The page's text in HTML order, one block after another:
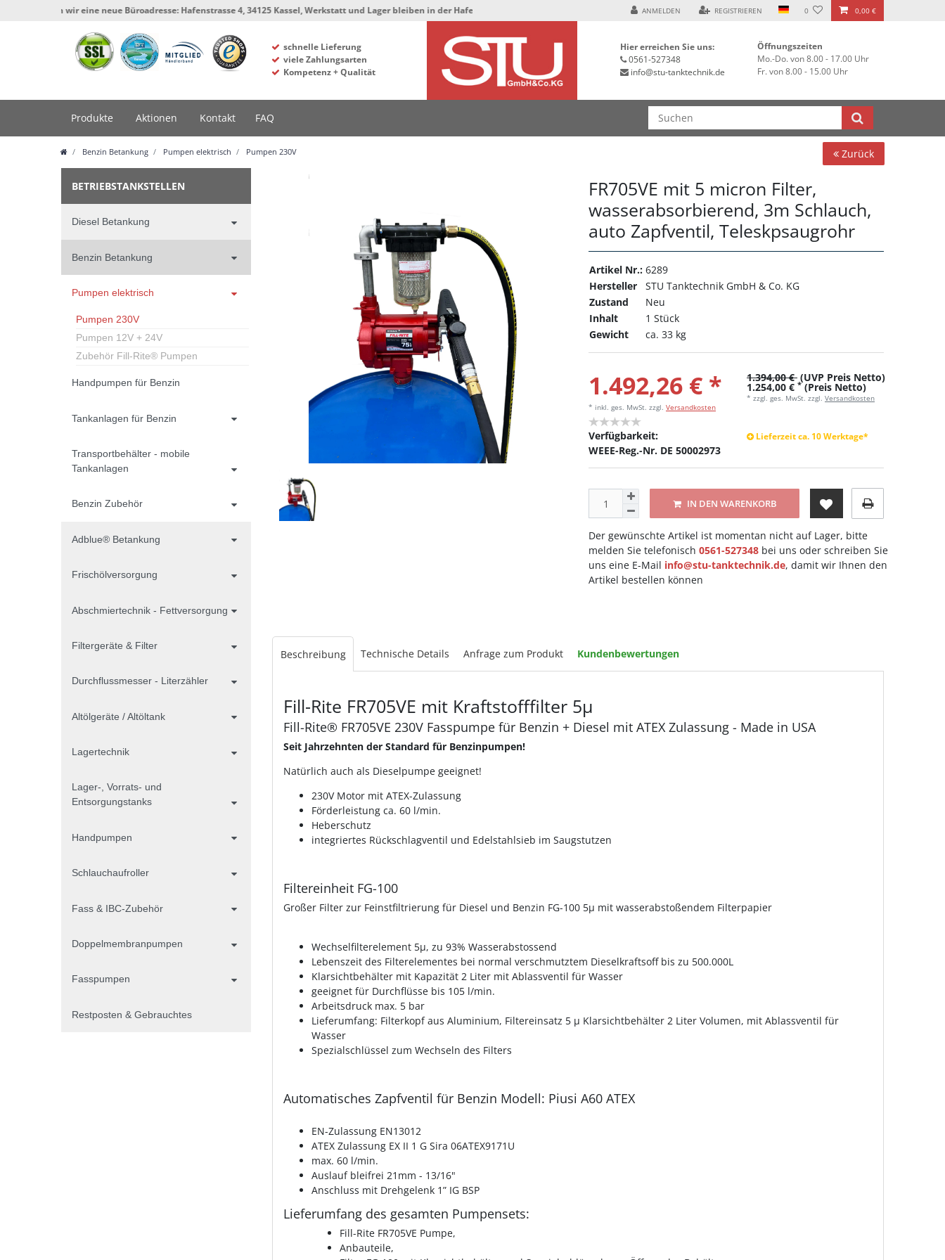
wir eine neue Büroadresse: Hafenstrasse 4, 34125 Kassel, Werkstatt und Lager bleiben in der Hafenstrasse 76, 34125 Kassel *** ANMELDEN REGISTRIEREN 0 0,00 €
schnelle Lieferung
viele Zahlungsarten
Kompetenz + Qualität
Hier erreichen Sie uns:
0561-527348
info@stu-tanktechnik.de
Öffnungszeiten
Mo.-Do. von 8.00 - 17.00 Uhr
Fr. von 8.00 - 15.00 Uhr
Produkte Aktionen Kontakt FAQ
Benzin Betankung Pumpen elektrisch Pumpen 230V Zurück
BETRIEBSTANKSTELLEN
Diesel Betankung
Benzin Betankung
Pumpen elektrisch
Pumpen 230V
Pumpen 12V + 24V
Zubehör Fill-Rite® Pumpen
Handpumpen für Benzin
Tankanlagen für Benzin
Transportbehälter - mobile
Tankanlagen
Benzin Zubehör
Adblue® Betankung
Frischölversorgung
Abschmiertechnik - Fettversorgung
Filtergeräte & Filter
Durchflussmesser - Literzähler
Altölgeräte / Altöltank
Lagertechnik
Lager-, Vorrats- und
Entsorgungstanks
Handpumpen
Schlauchaufroller
Fass & IBC-Zubehör
Doppelmembranpumpen
Fasspumpen
Restposten & Gebrauchtes
FR705VE mit 5 micron Filter,
wasserabsorbierend, 3m Schlauch,
auto Zapfventil, Teleskpsaugrohr
Artikel Nr.: 6289
Hersteller
STU Tanktechnik GmbH & Co. KG
Zustand
Neu
Inhalt
1 Stück
Gewicht
ca. 33 kg
1.492,26 € *
* inkl. ges. MwSt. zzgl. Versandkosten
1.394,00 € (UVP Preis Netto)
1.254,00 € * (Preis Netto)
* zzgl. ges. MwSt. zzgl. Versandkosten
Verfügbarkeit: Lieferzeit ca. 10 Werktage*
WEEE-Reg.-Nr. DE 50002973
IN DEN WARENKORB
Der gewünschte Artikel ist momentan nicht auf Lager, bitte
melden Sie telefonisch 0561-527348 bei uns oder schreiben Sie
uns eine E-Mail info@stu-tanktechnik.de, damit wir Ihnen den
Artikel bestellen können
Beschreibung Technische Details Anfrage zum Produkt Kundenbewertungen
Fill-Rite FR705VE mit Kraftstofffilter 5µ
Fill-Rite® FR705VE 230V Fasspumpe für Benzin + Diesel mit ATEX Zulassung - Made in USA
Seit Jahrzehnten der Standard für Benzinpumpen!
Natürlich auch als Dieselpumpe geeignet!
230V Motor mit ATEX-Zulassung
Förderleistung ca. 60 l/min.
Heberschutz
integriertes Rückschlagventil und Edelstahlsieb im Saugstutzen
Filtereinheit FG-100
Großer Filter zur Feinstfiltrierung für Diesel und Benzin FG-100 5µ mit wasserabstoßendem Filterpapier
Wechselfilterelement 5µ, zu 93% Wasserabstossend
Lebenszeit des Filterelementes bei normal verschmutztem Dieselkraftsoff bis zu 500.000L
Klarsichtbehälter mit Kapazität 2 Liter mit Ablassventil für Wasser
geeignet für Durchflüsse bis 105 l/min.
Arbeitsdruck max. 5 bar
Lieferumfang: Filterkopf aus Aluminium, Filtereinsatz 5 µ Klarsichtbehälter 2 Liter Volumen, mit Ablassventil für
Wasser
Spezialschlüssel zum Wechseln des Filters
Automatisches Zapfventil für Benzin Modell: Piusi A60 ATEX
EN-Zulassung EN13012
ATEX Zulassung EX II 1 G Sira 06ATEX9171U
max. 60 l/min.
Auslauf bleifrei 21mm - 13/16"
Anschluss mit Drehgelenk 1” IG BSP
Lieferumfang des gesamten Pumpensets:
Fill-Rite FR705VE Pumpe,
Anbauteile,